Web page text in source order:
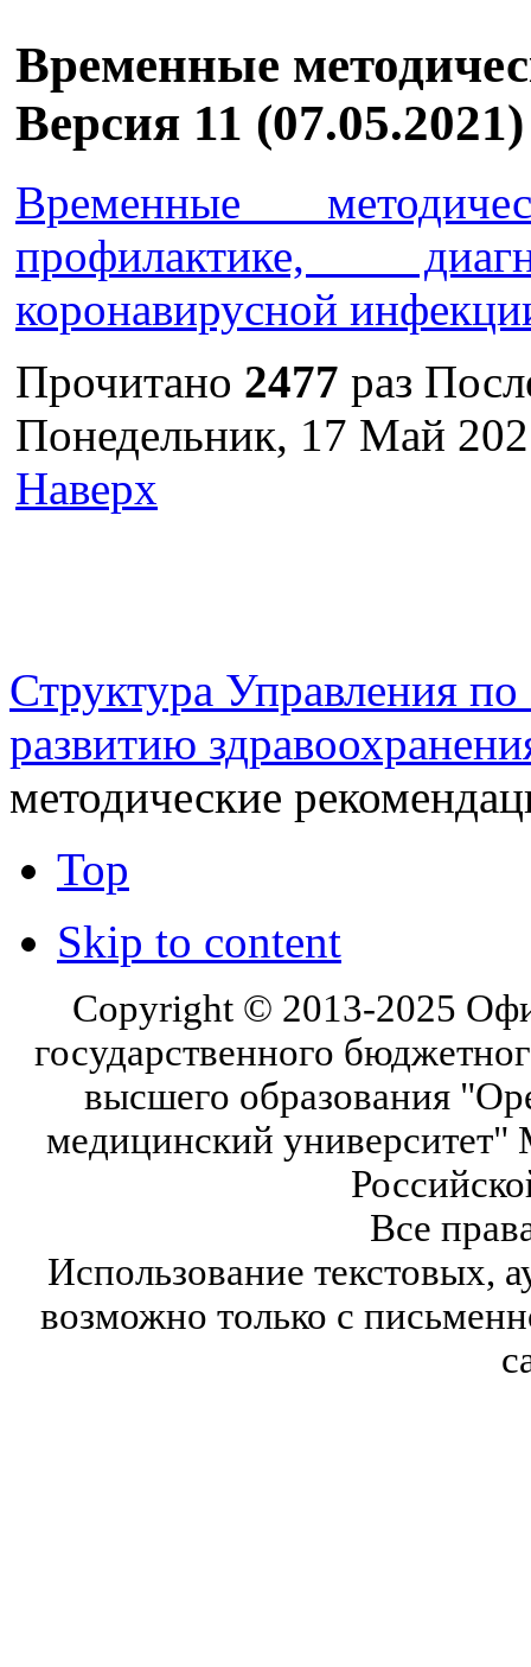
Временные
Версия 11 (07.05.2021)
Временные
профилактике,
коронавирусной
Прочитано 2477 раз
Понедельник, 17 Май
Наверх
Структура Управления
развитию
методические
Top
Skip to content
Copyright © 2013-2025
государственного
высшего образования
медицинский университет"
Все
Использование текстовых,
возможно только с